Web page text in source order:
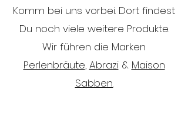
Komm bei uns vorbei. Dort findest
Du noch viele weitere Produkte.
Wir führen die Marken
Perlenbräute, Abrazi& Maison
Sabben.